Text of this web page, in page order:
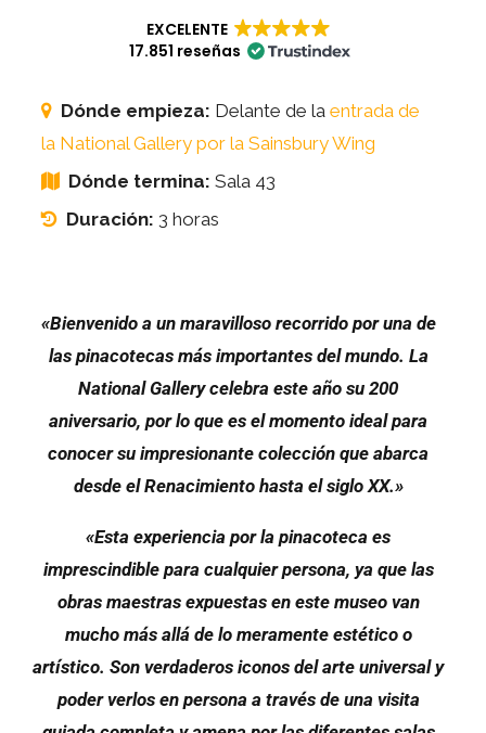
EXCELENTE
17.851 reseñas
Dónde empieza: Delante de laentrada de
la National Gallery por la Sainsbury Wing
Dónde termina: Sala 43
Duración: 3 horas
«Bienvenido a un maravilloso recorrido por una de
las pinacotecas más importantes del mundo. La
National Gallery celebra este año su 200
aniversario, por lo que es el momento ideal para
conocer su impresionante colección que abarca
desde el Renacimiento hasta el siglo XX.»
«Esta experiencia por la pinacoteca es
imprescindible para cualquier persona, ya que las
obras maestras expuestas en este museo van
mucho más allá de lo meramente estético o
artístico. Son verdaderos iconos del arte universal y
poder verlos en persona a través de una visita